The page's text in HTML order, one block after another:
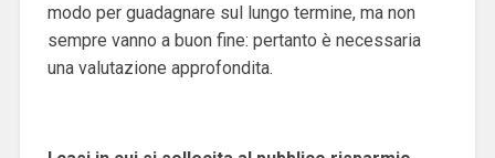
modo per guadagnare sul lungo termine, ma non
sempre vanno a buon fine: pertanto è necessaria
una valutazione approfondita.